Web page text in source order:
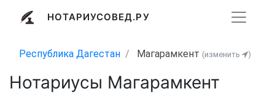
НОТАРИУСОВЕД.РУ
Республика Дагестан Магарамкент (изменить )
Нотариусы Магарамкент